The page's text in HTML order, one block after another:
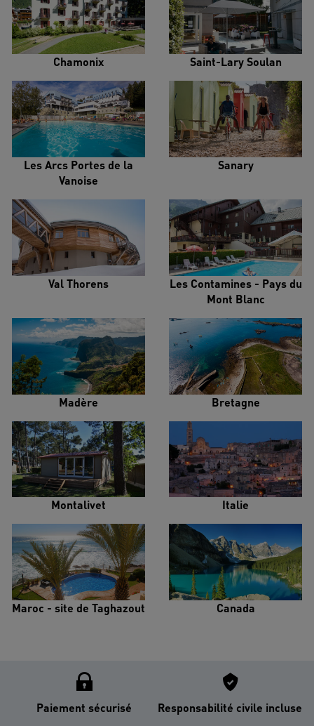
Chamonix Saint-Lary Soulan
Les Arcs Portes de la
Vanoise
Sanary
Val Thorens
Les Contamines - Pays du
Mont Blanc
Madère Bretagne
Montalivet Italie
Maroc - site de Taghazout Canada
Paiement sécurisé Responsabilité civile incluse